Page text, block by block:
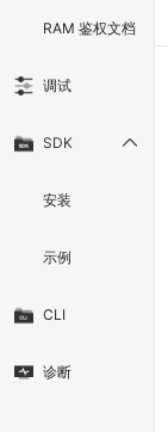
RAM 鉴权文档
调试
SDK
安装
示例
CLI
诊断